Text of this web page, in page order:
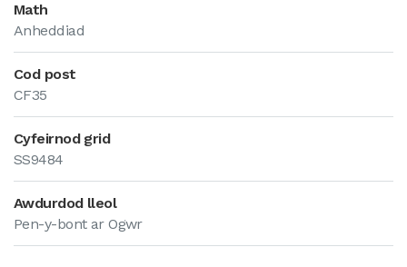
Math
Anheddiad
Cod post
CF35
Cyfeirnod grid
SS9484
Awdurdod lleol
Pen-y-bont ar Ogwr